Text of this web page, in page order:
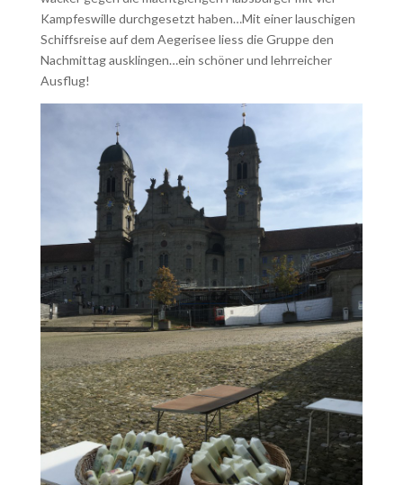
Kampfeswille durchgesetzt haben…Mit einer lauschigen
Schiffsreise auf dem Aegerisee liess die Gruppe den
Nachmittag ausklingen…ein schöner und lehrreicher
Ausflug!